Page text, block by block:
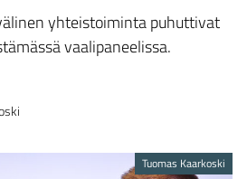
yhteistoiminta puhuttivat
vaalipaneelissa.
Tuomas Kaarkoski